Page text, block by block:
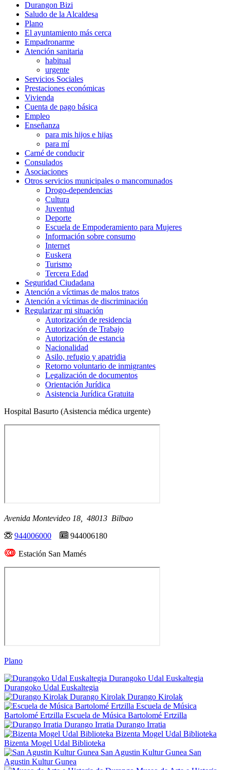
Durangon Bizi
Saludo de la Alcaldesa
Plano
El ayuntamiento más cerca
Empadronarme
Atención sanitaria
habitual
urgente
Servicios Sociales
Prestaciones económicas
Vivienda
Cuenta de pago básica
Empleo
Enseñanza
para mis hijos e hijas
para mí
Carné de conducir
Consulados
Asociaciones
Otros servicios municipales o mancomunados
Drogo-dependencias
Cultura
Juventud
Deporte
Escuela de Empoderamiento para Mujeres
Información sobre consumo
Internet
Euskera
Turismo
Tercera Edad
Seguridad Ciudadana
Atención a víctimas de malos tratos
Atención a víctimas de discriminación
Regularizar mi situación
Autorización de residencia
Autorización de Trabajo
Autorización de estancia
Nacionalidad
Asilo, refugio y apatridia
Retorno voluntario de inmigrantes
Legalización de documentos
Orientación Jurídica
Asistencia Jurídica Gratuita
Hospital Basurto (Asistencia médica urgente)
Avenida Montevideo 18, 48013 Bilbao
944006000
944006180
Estación San Mamés
Plano
Durangoko Udal Euskaltegia
Durangoko Udal Euskaltegia
Durango Kirolak Durango Kirolak
Escuela de Música
Bartolomé Ertzilla Escuela de Música Bartolomé Ertzilla
Durango Irratia Durango Irratia
Bizenta Mogel Udal Biblioteka
Bizenta Mogel Udal Biblioteka
San Agustin Kultur Gunea San
Agustin Kultur Gunea